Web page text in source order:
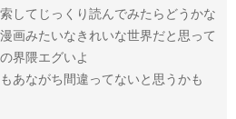
してじっくり読んでみたらどうかな
画みたいなきれいな世界だと思って
界隈エグいよ
あながち間違ってないと思うかも